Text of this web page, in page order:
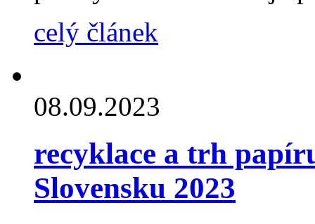
celý článek
08.09.2023
recyklace a trh
Slovensku 2023